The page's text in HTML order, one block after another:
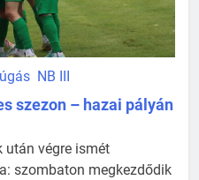
NB III
szezon – hazai pályán
után végre ismét
szombaton megkezdődik